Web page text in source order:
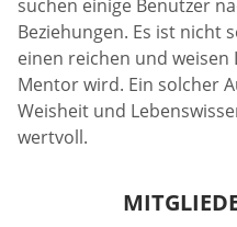
suchen einige Benutzer
Beziehungen. Es ist nicht
einen reichen und
Mentor wird. Ein solcher
Weisheit und
wertvoll.